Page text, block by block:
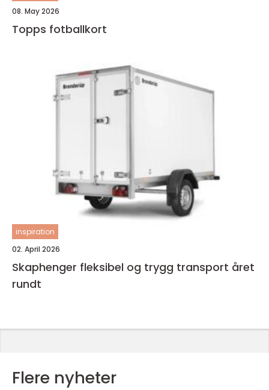
08. May 2026
Topps fotballkort
inspiration
02. April 2026
Skaphenger fleksibel og trygg transport året
rundt
Flere nyheter